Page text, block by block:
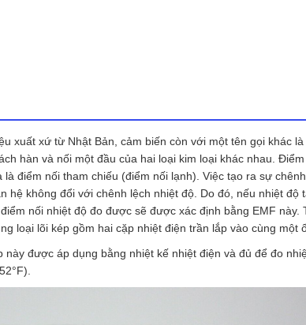
xuất xứ từ Nhật Bản, cảm biến còn với một tên gọi khác
hàn và nối một đầu của hai loại kim loại khác nhau.
điểm nối tham chiếu (điểm nối lạnh). Việc tạo ra sự
hệ không đổi với chênh lệch nhiệt độ. Do đó, nếu nhiệt độ
nối nhiệt độ đo được sẽ được xác định bằng EMF này.
loại lõi kép gồm hai cặp nhiệt điện trần lắp vào cùng một
được áp dụng bằng nhiệt kế nhiệt điện và đủ để đo